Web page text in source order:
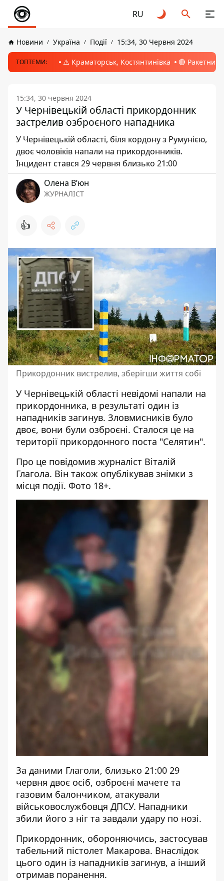
RU
Новини Україна Події 15:34, 30 Червня 2024
ТОПТЕМИ: ⚠️ Краматорськ, Костянтинівка 🔴 Ракетний
15:34, 30 червня 2024
У Чернівецькій області прикордонник
застрелив озброєного нападника
У Чернівецькій області, біля кордону з Румунією,
двоє чоловіків напали на прикордонників.
Інцидент стався 29 червня близько 21:00
Олена Вʼюн
ЖУРНАЛІСТ
👍
Прикордонник вистрелив, зберігши життя собі
У Чернівецькій області невідомі напали на
прикордонника, в результаті один із
нападників загинув. Зловмисників було
двоє, вони були озброєні. Сталося це на
території прикордонного поста "Селятин".
Про це повідомив журналіст Віталій
Глагола. Він також опублікував знімки з
місця події. Фото 18+.
За даними Глаголи, близько 21:00 29
червня двоє осіб, озброєні мачете та
газовим балончиком, атакували
військовослужбовця ДПСУ. Нападники
збили його з ніг та завдали удару по нозі.
Прикордонник, обороняючись, застосував
табельний пістолет Макарова. Внаслідок
цього один із нападників загинув, а інший
отримав поранення.